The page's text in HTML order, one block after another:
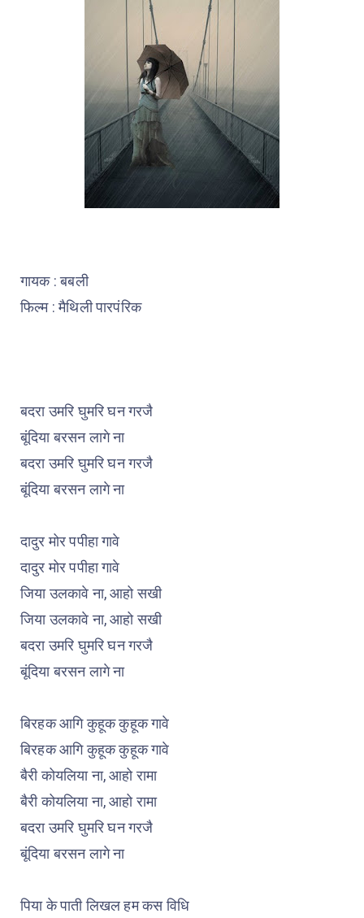
गायक : बबली
फिल्म : मैथिली पारपंरिक
बदरा उमरि घुमरि घन गरजै
बूंदिया बरसन लागे ना
बदरा उमरि घुमरि घन गरजै
बूंदिया बरसन लागे ना
दादुर मोर पपीहा गावे
दादुर मोर पपीहा गावे
जिया उलकावे ना, आहो सखी
जिया उलकावे ना, आहो सखी
बदरा उमरि घुमरि घन गरजै
बूंदिया बरसन लागे ना
बिरहक आगि कुहूक कुहूक गावे
बिरहक आगि कुहूक कुहूक गावे
बैरी कोयलिया ना, आहो रामा
बैरी कोयलिया ना, आहो रामा
बदरा उमरि घुमरि घन गरजै
बूंदिया बरसन लागे ना
पिया के पाती लिखल हम कस विधि